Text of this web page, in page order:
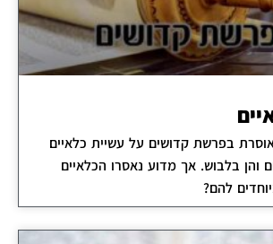
בפרשת קדושים על עשיית כלאיים
והן בלבוש. אך מדוע נאסרו הכלאיים
להם?